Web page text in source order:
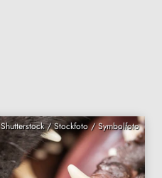
Shutterstock / Stockfoto / Symbolfoto